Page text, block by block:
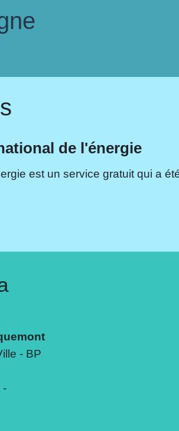
de l'énergie
est un service gratuit qui a
- BP
-